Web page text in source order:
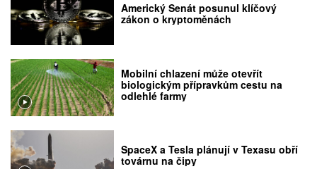
Americký Senát posunul klíčový
zákon o kryptoměnách
Mobilní chlazení může otevřít
biologickým přípravkům cestu na
odlehlé farmy
SpaceX a Tesla plánují v Texasu obří
továrnu na čipy